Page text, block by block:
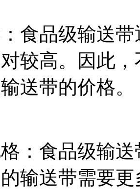
食品级输送
较高。因此
送带的价格。
：食品级输
输送带需要